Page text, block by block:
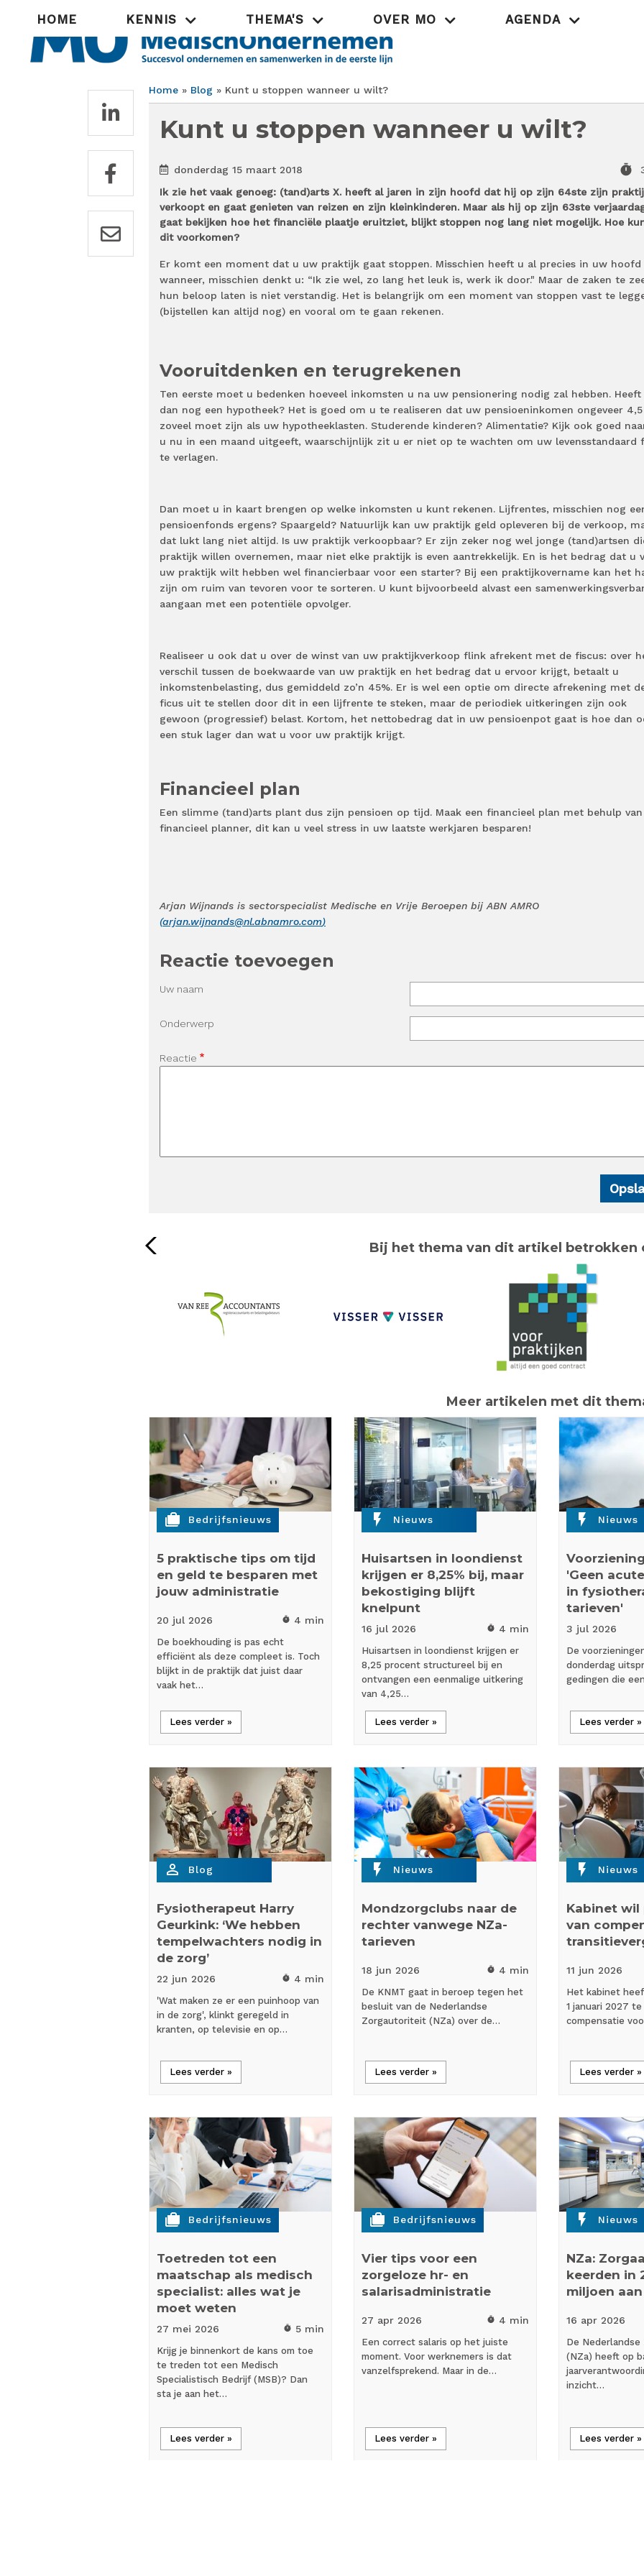
Hoofdnavigatie
HOME KENNIS THEMA'S OVER MO AGENDA
Kruimelpad
Home Blog Kunt u stoppen wanneer u wilt?
Kunt u stoppen wanneer u wilt?
donderdag 15 maart 2018 timer
Ik zie het vaak genoeg: (tand)arts X. heeft al jaren in zijn hoofd dat hij op zijn 64ste zijn
verkoopt en gaat genieten van reizen en zijn kleinkinderen. Maar als hij op zijn 63ste
gaat bekijken hoe het financiële plaatje eruitziet, blijkt stoppen nog lang niet mogelijk. Hoe
dit voorkomen?
Er komt een moment dat u uw praktijk gaat stoppen. Misschien heeft u al precies in uw hoofd
wanneer, misschien denkt u: “Ik zie wel, zo lang het leuk is, werk ik door." Maar de zaken te
hun beloop laten is niet verstandig. Het is belangrijk om een moment van stoppen vast te
(bijstellen kan altijd nog) en vooral om te gaan rekenen.
Vooruitdenken en terugrekenen
Ten eerste moet u bedenken hoeveel inkomsten u na uw pensionering nodig zal hebben. Heeft
dan nog een hypotheek? Het is goed om u te realiseren dat uw pensioeninkomen ongeveer
zoveel moet zijn als uw hypotheeklasten. Studerende kinderen? Alimentatie? Kijk ook goed
u nu in een maand uitgeeft, waarschijnlijk zit u er niet op te wachten om uw levensstandaard
te verlagen.
Dan moet u in kaart brengen op welke inkomsten u kunt rekenen. Lijfrentes, misschien nog
pensioenfonds ergens? Spaargeld? Natuurlijk kan uw praktijk geld opleveren bij de verkoop,
dat lukt lang niet altijd. Is uw praktijk verkoopbaar? Er zijn zeker nog wel jonge (tand)artsen
praktijk willen overnemen, maar niet elke praktijk is even aantrekkelijk. En is het bedrag dat u
uw praktijk wilt hebben wel financierbaar voor een starter? Bij een praktijkovername kan het
zijn om ruim van tevoren voor te sorteren. U kunt bijvoorbeeld alvast een
aangaan met een potentiële opvolger.
Realiseer u ook dat u over de winst van uw praktijkverkoop flink afrekent met de fiscus: over
verschil tussen de boekwaarde van uw praktijk en het bedrag dat u ervoor krijgt, betaalt u
inkomstenbelasting, dus gemiddeld zo’n 45%. Er is wel een optie om directe afrekening met
ficus uit te stellen door dit in een lijfrente te steken, maar de periodiek uitkeringen zijn ook
gewoon (progressief) belast. Kortom, het nettobedrag dat in uw pensioenpot gaat is hoe dan
een stuk lager dan wat u voor uw praktijk krijgt.
Financieel plan
Een slimme (tand)arts plant dus zijn pensioen op tijd. Maak een financieel plan met behulp van
financieel planner, dit kan u veel stress in uw laatste werkjaren besparen!
Arjan Wijnands is sectorspecialist Medische en Vrije Beroepen bij ABN AMRO
(arjan.wijnands@nl.abnamro.com)
Reactie toevoegen
Uw naam
Onderwerp
Reactie
Bij het thema van dit artikel betrokken
Meer artikelen met dit
cases Bedrijfsnieuws
5 praktische tips om tijd
en geld te besparen met
jouw administratie
20 jul 2026 timer 4 min
De boekhouding is pas echt
efficiënt als deze compleet is. Toch
blijkt in de praktijk dat juist daar
vaak het…
Lees verder »
flash_on Nieuws
Huisartsen in loondienst
krijgen er 8,25% bij, maar
bekostiging blijft
knelpunt
16 jul 2026 timer 4 min
Huisartsen in loondienst krijgen er
8,25 procent structureel bij en
ontvangen een eenmalige uitkering
van 4,25…
Lees verder »
flash_on Nieuws
'Geen
in
tarieven'
3 jul 2026
De
donderdag
gedingen die
Lees verder »
person_outline Blog
Fysiotherapeut Harry
Geurkink: ‘We hebben
tempelwachters nodig in
de zorg’
22 jun 2026 timer 4 min
'Wat maken ze er een puinhoop van
in de zorg', klinkt geregeld in
kranten, op televisie en op…
Lees verder »
flash_on Nieuws
Mondzorgclubs naar de
rechter vanwege NZa-
tarieven
18 jun 2026 timer 4 min
De KNMT gaat in beroep tegen het
besluit van de Nederlandse
Zorgautoriteit (NZa) over de…
Lees verder »
flash_on Nieuws
Kabinet wil
van
11 jun 2026
Het kabinet
1 januari 2027
compensatie
Lees verder »
cases Bedrijfsnieuws
Toetreden tot een
maatschap als medisch
specialist: alles wat je
moet weten
27 mei 2026 timer 5 min
Krijg je binnenkort de kans om toe
te treden tot een Medisch
Specialistisch Bedrijf (MSB)? Dan
sta je aan het…
Lees verder »
cases Bedrijfsnieuws
Vier tips voor een
zorgeloze hr- en
salarisadministratie
27 apr 2026 timer 4 min
Een correct salaris op het juiste
moment. Voor werknemers is dat
vanzelfsprekend. Maar in de…
Lees verder »
flash_on Nieuws
NZa:
keerden in
miljoen
16 apr 2026
De
(NZa) heeft op
inzicht…
Lees verder »